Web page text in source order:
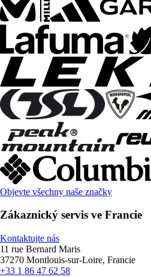
Objevte všechny naše značky
Zákaznický servis ve Francie
Kontaktujte nás
11 rue Bernard Maris
37270 Montlouis-sur-Loire, Francie
+33 1 86 47 62 58